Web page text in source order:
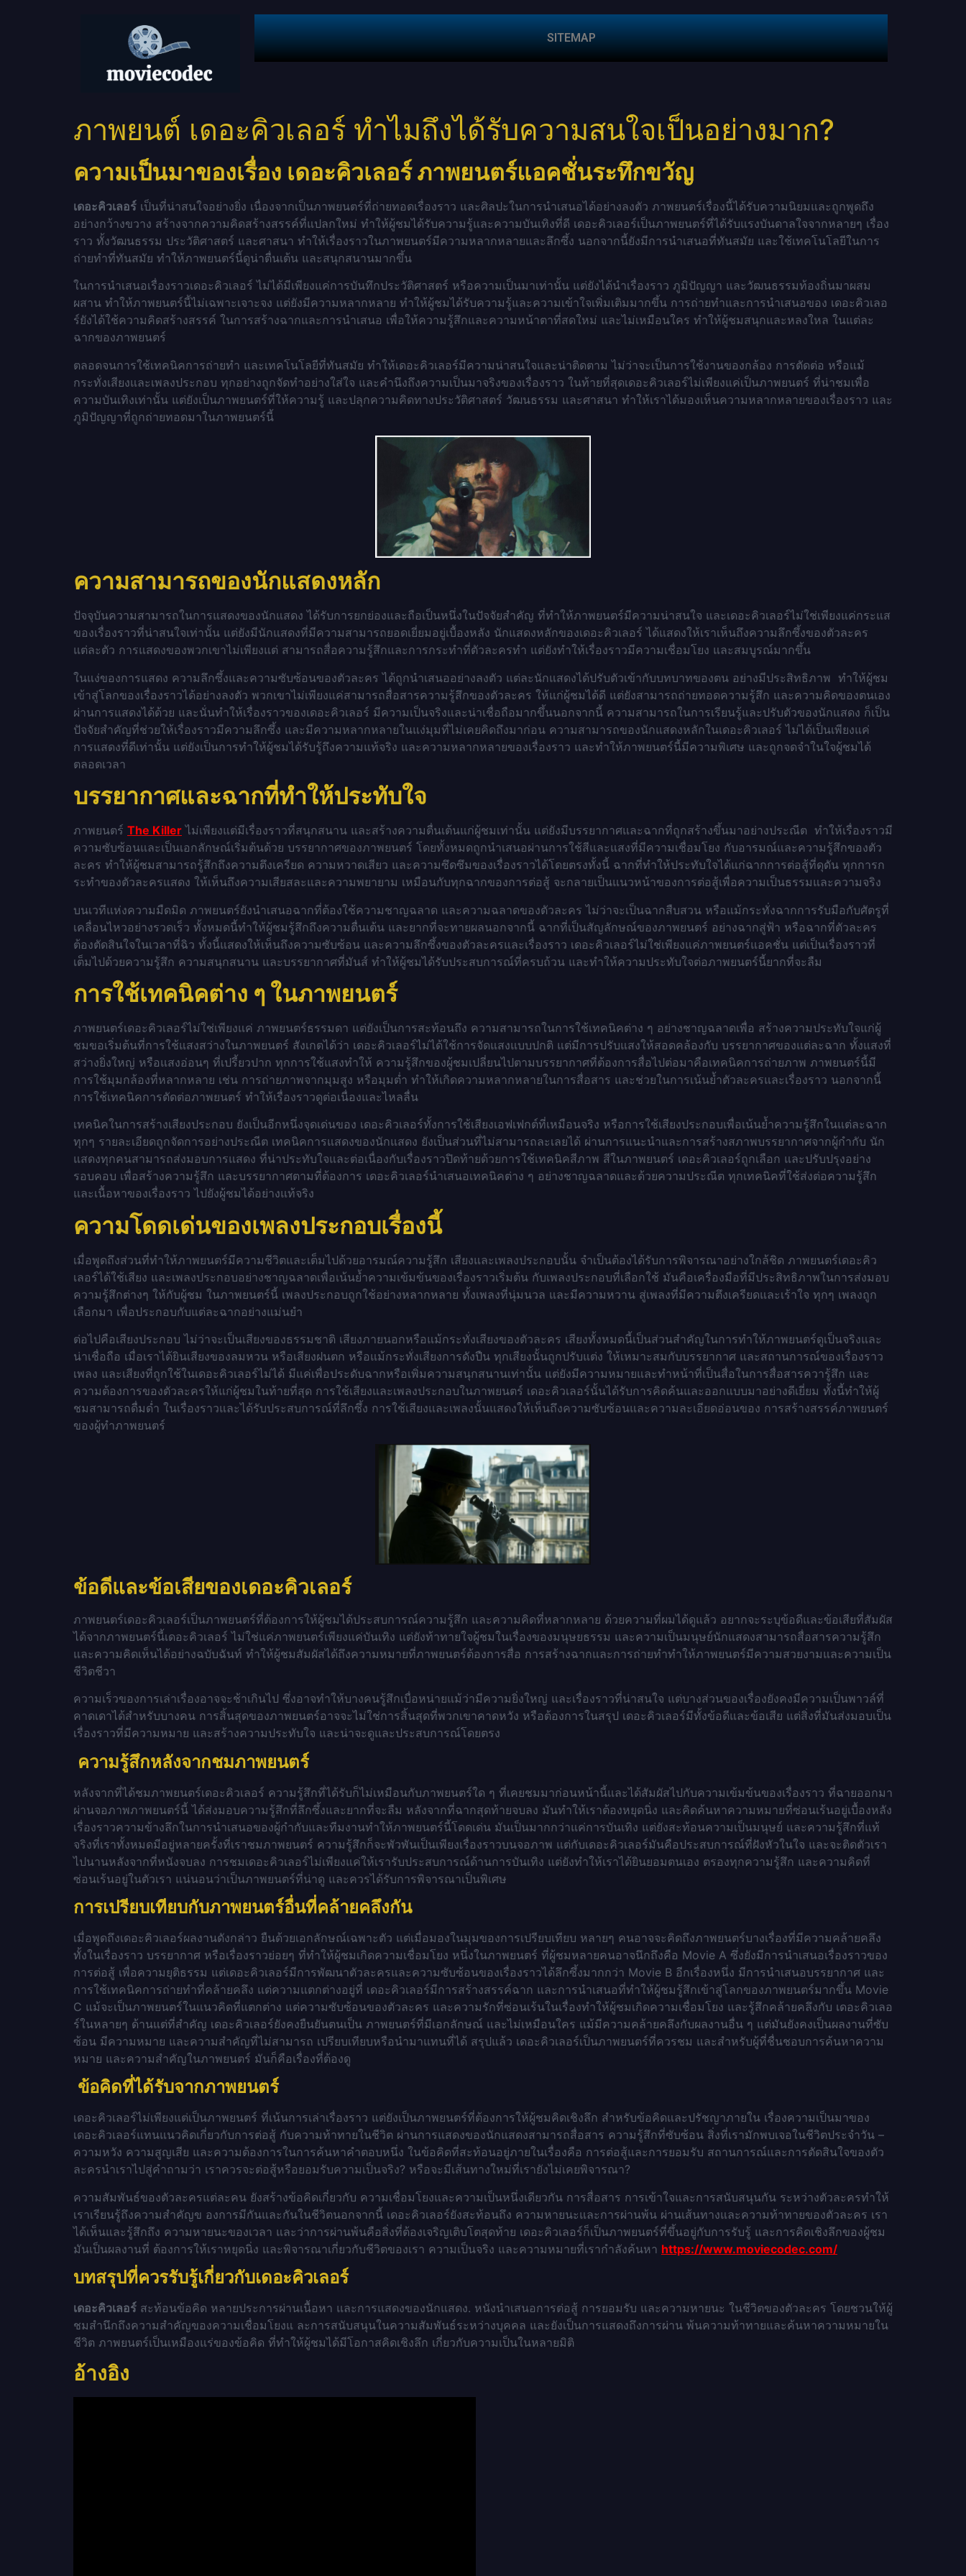
SITEMAP
ภาพยนต์ เดอะคิวเลอร์ ทำไมถึงได้รับความสนใจเป็นอย่างมาก?
ความเป็นมาของเรื่อง เดอะคิวเลอร์ ภาพยนตร์แอคชั่นระทึกขวัญ
เดอะคิวเลอร์ เป็นที่น่าสนใจอย่างยิ่ง เนื่องจากเป็นภาพยนตร์ที่ถ่ายทอดเรื่องราว และศิลปะในการนำเสนอได้อย่างลงตัว ภาพยนตร์เรื่องนี้ได้รับความนิยมและถูกพูดถึง
อย่างกว้างขวาง สร้างจากความคิดสร้างสรรค์ที่แปลกใหม่ ทำให้ผู้ชมได้รับความรู้และความบันเทิงที่ดี เดอะคิวเลอร์เป็นภาพยนตร์ที่ได้รับแรงบันดาลใจจากหลายๆ เรื่อง
ราว ทั้งวัฒนธรรม ประวัติศาสตร์ และศาสนา ทำให้เรื่องราวในภาพยนตร์มีความหลากหลายและลึกซึ้ง นอกจากนี้ยังมีการนำเสนอที่ทันสมัย และใช้เทคโนโลยีในการ
ถ่ายทำที่ทันสมัย ทำให้ภาพยนตร์นี้ดูน่าตื่นเต้น และสนุกสนานมากขึ้น
ในการนำเสนอเรื่องราวเดอะคิวเลอร์ ไม่ได้มีเพียงแค่การบันทึกประวัติศาสตร์ หรือความเป็นมาเท่านั้น แต่ยังได้นำเรื่องราว ภูมิปัญญา และวัฒนธรรมท้องถิ่นมาผสม
ผสาน ทำให้ภาพยนตร์นี้ไม่เฉพาะเจาะจง แต่ยังมีความหลากหลาย ทำให้ผู้ชมได้รับความรู้และความเข้าใจเพิ่มเติมมากขึ้น การถ่ายทำและการนำเสนอของ เดอะคิวเลอ
ร์ยังได้ใช้ความคิดสร้างสรรค์ ในการสร้างฉากและการนำเสนอ เพื่อให้ความรู้สึกและความหน้าตาที่สดใหม่ และไม่เหมือนใคร ทำให้ผู้ชมสนุกและหลงใหล ในแต่ละ
ฉากของภาพยนตร์
ตลอดจนการใช้เทคนิคการถ่ายทำ และเทคโนโลยีที่ทันสมัย ทำให้เดอะคิวเลอร์มีความน่าสนใจและน่าติดตาม ไม่ว่าจะเป็นการใช้งานของกล้อง การตัดต่อ หรือแม้
กระทั่งเสียงและเพลงประกอบ ทุกอย่างถูกจัดทำอย่างใส่ใจ และคำนึงถึงความเป็นมาจริงของเรื่องราว ในท้ายที่สุดเดอะคิวเลอร์ไม่เพียงแค่เป็นภาพยนตร์ ที่น่าชมเพื่อ
ความบันเทิงเท่านั้น แต่ยังเป็นภาพยนตร์ที่ให้ความรู้ และปลุกความคิดทางประวัติศาสตร์ วัฒนธรรม และศาสนา ทำให้เราได้มองเห็นความหลากหลายของเรื่องราว และ
ภูมิปัญญาที่ถูกถ่ายทอดมาในภาพยนตร์นี้
ความสามารถของนักแสดงหลัก
ปัจจุบันความสามารถในการแสดงของนักแสดง ได้รับการยกย่องและถือเป็นหนึ่งในปัจจัยสำคัญ ที่ทำให้ภาพยนตร์มีความน่าสนใจ และเดอะคิวเลอร์ไม่ใช่เพียงแค่กระแส
ของเรื่องราวที่น่าสนใจเท่านั้น แต่ยังมีนักแสดงที่มีความสามารถยอดเยี่ยมอยู่เบื้องหลัง นักแสดงหลักของเดอะคิวเลอร์ ได้แสดงให้เราเห็นถึงความลึกซึ้งของตัวละคร
แต่ละตัว การแสดงของพวกเขาไม่เพียงแต่ สามารถสื่อความรู้สึกและการกระทำที่ตัวละครทำ แต่ยังทำให้เรื่องราวมีความเชื่อมโยง และสมบูรณ์มากขึ้น
ในแง่ของการแสดง ความลึกซึ้งและความซับซ้อนของตัวละคร ได้ถูกนำเสนออย่างลงตัว แต่ละนักแสดงได้ปรับตัวเข้ากับบทบาทของตน อย่างมีประสิทธิภาพ ทำให้ผู้ชม
เข้าสู่โลกของเรื่องราวได้อย่างลงตัว พวกเขาไม่เพียงแค่สามารถสื่อสารความรู้สึกของตัวละคร ให้แก่ผู้ชมได้ดี แต่ยังสามารถถ่ายทอดความรู้สึก และความคิดของตนเอง
ผ่านการแสดงได้ด้วย และนั่นทำให้เรื่องราวของเดอะคิวเลอร์ มีความเป็นจริงและน่าเชื่อถือมากขึ้นนอกจากนี้ ความสามารถในการเรียนรู้และปรับตัวของนักแสดง ก็เป็น
ปัจจัยสำคัญที่ช่วยให้เรื่องราวมีความลึกซึ้ง และมีความหลากหลายในแง่มุมที่ไม่เคยคิดถึงมาก่อน ความสามารถของนักแสดงหลักในเดอะคิวเลอร์ ไม่ได้เป็นเพียงแค่
การแสดงที่ดีเท่านั้น แต่ยังเป็นการทำให้ผู้ชมได้รับรู้ถึงความแท้จริง และความหลากหลายของเรื่องราว และทำให้ภาพยนตร์นี้มีความพิเศษ และถูกจดจำในใจผู้ชมได้
ตลอดเวลา
บรรยากาศและฉากที่ทำให้ประทับใจ
ภาพยนตร์ The Killer ไม่เพียงแต่มีเรื่องราวที่สนุกสนาน และสร้างความตื่นเต้นแก่ผู้ชมเท่านั้น แต่ยังมีบรรยากาศและฉากที่ถูกสร้างขึ้นมาอย่างประณีต ทำให้เรื่องราวมี
ความซับซ้อนและเป็นเอกลักษณ์เริ่มต้นด้วย บรรยากาศของภาพยนตร์ โดยทั้งหมดถูกนำเสนอผ่านการใช้สีและแสงที่มีความเชื่อมโยง กับอารมณ์และความรู้สึกของตัว
ละคร ทำให้ผู้ชมสามารถรู้สึกถึงความตึงเครียด ความหวาดเสียว และความซึดซึมของเรื่องราวได้โดยตรงทั้งนี้ ฉากที่ทำให้ประทับใจได้แก่ฉากการต่อสู้ที่ดุดัน ทุกการก
ระทำของตัวละครแสดง ให้เห็นถึงความเสียสละและความพยายาม เหมือนกับทุกฉากของการต่อสู้ จะกลายเป็นแนวหน้าของการต่อสู้เพื่อความเป็นธรรมและความจริง
บนเวทีแห่งความมืดมิด ภาพยนตร์ยังนำเสนอฉากที่ต้องใช้ความชาญฉลาด และความฉลาดของตัวละคร ไม่ว่าจะเป็นฉากสืบสวน หรือแม้กระทั่งฉากการรับมือกับศัตรูที่
เคลื่อนไหวอย่างรวดเร็ว ทั้งหมดนี้ทำให้ผู้ชมรู้สึกถึงความตื่นเต้น และยากที่จะทายผลนอกจากนี้ ฉากที่เป็นสัญลักษณ์ของภาพยนตร์ อย่างฉากสู่ฟ้า หรือฉากที่ตัวละคร
ต้องตัดสินใจในเวลาที่ฉิว ทั้งนี้แสดงให้เห็นถึงความซับซ้อน และความลึกซึ้งของตัวละครและเรื่องราว เดอะคิวเลอร์ไม่ใช่เพียงแค่ภาพยนตร์แอคชั่น แต่เป็นเรื่องราวที่
เต็มไปด้วยความรู้สึก ความสนุกสนาน และบรรยากาศที่มันส์ ทำให้ผู้ชมได้รับประสบการณ์ที่ครบถ้วน และทำให้ความประทับใจต่อภาพยนตร์นี้ยากที่จะลืม
การใช้เทคนิคต่าง ๆ ในภาพยนตร์
ภาพยนตร์เดอะคิวเลอร์ไม่ใช่เพียงแค่ ภาพยนตร์ธรรมดา แต่ยังเป็นการสะท้อนถึง ความสามารถในการใช้เทคนิคต่าง ๆ อย่างชาญฉลาดเพื่อ สร้างความประทับใจแก่ผู้
ชมขอเริ่มต้นที่การใช้แสงสว่างในภาพยนตร์ สังเกตได้ว่า เดอะคิวเลอร์ไม่ได้ใช้การจัดแสงแบบปกติ แต่มีการปรับแสงให้สอดคล้องกับ บรรยากาศของแต่ละฉาก ทั้งแสงที่
สว่างยิ่งใหญ่ หรือแสงอ่อนๆ ที่เปรี้ยวปาก ทุกการใช้แสงทำให้ ความรู้สึกของผู้ชมเปลี่ยนไปตามบรรยากาศที่ต้องการสื่อไปต่อมาคือเทคนิคการถ่ายภาพ ภาพยนตร์นี้มี
การใช้มุมกล้องที่หลากหลาย เช่น การถ่ายภาพจากมุมสูง หรือมุมต่ำ ทำให้เกิดความหลากหลายในการสื่อสาร และช่วยในการเน้นย้ำตัวละครและเรื่องราว นอกจากนี้
การใช้เทคนิคการตัดต่อภาพยนตร์ ทำให้เรื่องราวดูต่อเนื่องและไหลลื่น
เทคนิคในการสร้างเสียงประกอบ ยังเป็นอีกหนึ่งจุดเด่นของ เดอะคิวเลอร์ทั้งการใช้เสียงเอฟเฟกต์ที่เหมือนจริง หรือการใช้เสียงประกอบเพื่อเน้นย้ำความรู้สึกในแต่ละฉาก
ทุกๆ รายละเอียดถูกจัดการอย่างประณีต เทคนิคการแสดงของนักแสดง ยังเป็นส่วนที่ไม่สามารถละเลยได้ ผ่านการแนะนำและการสร้างสภาพบรรยากาศจากผู้กำกับ นัก
แสดงทุกคนสามารถส่งมอบการแสดง ที่น่าประทับใจและต่อเนื่องกับเรื่องราวปิดท้ายด้วยการใช้เทคนิคสีภาพ สีในภาพยนตร์ เดอะคิวเลอร์ถูกเลือก และปรับปรุงอย่าง
รอบคอบ เพื่อสร้างความรู้สึก และบรรยากาศตามที่ต้องการ เดอะคิวเลอร์นำเสนอเทคนิคต่าง ๆ อย่างชาญฉลาดและด้วยความประณีต ทุกเทคนิคที่ใช้ส่งต่อความรู้สึก
และเนื้อหาของเรื่องราว ไปยังผู้ชมได้อย่างแท้จริง
ความโดดเด่นของเพลงประกอบเรื่องนี้
เมื่อพูดถึงส่วนที่ทำให้ภาพยนตร์มีความชีวิตและเต็มไปด้วยอารมณ์ความรู้สึก เสียงและเพลงประกอบนั้น จำเป็นต้องได้รับการพิจารณาอย่างใกล้ชิด ภาพยนตร์เดอะคิว
เลอร์ได้ใช้เสียง และเพลงประกอบอย่างชาญฉลาดเพื่อเน้นย้ำความเข้มข้นของเรื่องราวเริ่มต้น กับเพลงประกอบที่เลือกใช้ มันคือเครื่องมือที่มีประสิทธิภาพในการส่งมอบ
ความรู้สึกต่างๆ ให้กับผู้ชม ในภาพยนตร์นี้ เพลงประกอบถูกใช้อย่างหลากหลาย ทั้งเพลงที่นุ่มนวล และมีความหวาน สู่เพลงที่มีความตึงเครียดและเร้าใจ ทุกๆ เพลงถูก
เลือกมา เพื่อประกอบกับแต่ละฉากอย่างแม่นยำ
ต่อไปคือเสียงประกอบ ไม่ว่าจะเป็นเสียงของธรรมชาติ เสียงภายนอกหรือแม้กระทั่งเสียงของตัวละคร เสียงทั้งหมดนี้เป็นส่วนสำคัญในการทำให้ภาพยนตร์ดูเป็นจริงและ
น่าเชื่อถือ เมื่อเราได้ยินเสียงของลมหวน หรือเสียงฝนตก หรือแม้กระทั่งเสียงการดังปืน ทุกเสียงนั้นถูกปรับแต่ง ให้เหมาะสมกับบรรยากาศ และสถานการณ์ของเรื่องราว
เพลง และเสียงที่ถูกใช้ในเดอะคิวเลอร์ไม่ได้ มีแค่เพื่อประดับฉากหรือเพิ่มความสนุกสนานเท่านั้น แต่ยังมีความหมายและทำหน้าที่เป็นสื่อในการสื่อสารควารู้สึก และ
ความต้องการของตัวละครให้แก่ผู้ชมในท้ายที่สุด การใช้เสียงและเพลงประกอบในภาพยนตร์ เดอะคิวเลอร์นั้นได้รับการคิดค้นและออกแบบมาอย่างดีเยี่ยม ทั้งนี้ทำให้ผู้
ชมสามารถดื่มด่ำ ในเรื่องราวและได้รับประสบการณ์ที่ลึกซึ้ง การใช้เสียงและเพลงนั้นแสดงให้เห็นถึงความซับซ้อนและความละเอียดอ่อนของ การสร้างสรรค์ภาพยนตร์
ของผู้ทำภาพยนตร์
ข้อดีและข้อเสียของเดอะคิวเลอร์
ภาพยนตร์เดอะคิวเลอร์เป็นภาพยนตร์ที่ต้องการให้ผู้ชมได้ประสบการณ์ความรู้สึก และความคิดที่หลากหลาย ด้วยความที่ผมได้ดูแล้ว อยากจะระบุข้อดีและข้อเสียที่สัมผัส
ได้จากภาพยนตร์นี้เดอะคิวเลอร์ ไม่ใช่แค่ภาพยนตร์เพียงแค่บันเทิง แต่ยังท้าทายใจผู้ชมในเรื่องของมนุษยธรรม และความเป็นมนุษย์นักแสดงสามารถสื่อสารความรู้สึก
และความคิดเห็นได้อย่างฉบับฉันท์ ทำให้ผู้ชมสัมผัสได้ถึงความหมายที่ภาพยนตร์ต้องการสื่อ การสร้างฉากและการถ่ายทำทำให้ภาพยนตร์มีความสวยงามและความเป็น
ชีวิตชีวา
ความเร็วของการเล่าเรื่องอาจจะช้าเกินไป ซึ่งอาจทำให้บางคนรู้สึกเบื่อหน่ายแม้ว่ามีความยิ่งใหญ่ และเรื่องราวที่น่าสนใจ แต่บางส่วนของเรื่องยังคงมีความเป็นพาวล์ที่
คาดเดาได้สำหรับบางคน การสิ้นสุดของภาพยนตร์อาจจะไม่ใช่การสิ้นสุดที่พวกเขาคาดหวัง หรือต้องการในสรุป เดอะคิวเลอร์มีทั้งข้อดีและข้อเสีย แต่สิ่งที่มันส่งมอบเป็น
เรื่องราวที่มีความหมาย และสร้างความประทับใจ และน่าจะดูและประสบการณ์โดยตรง
ความรู้สึกหลังจากชมภาพยนตร์
หลังจากที่ได้ชมภาพยนตร์เดอะคิวเลอร์ ความรู้สึกที่ได้รับก็ไม่เหมือนกับภาพยนตร์ใด ๆ ที่เคยชมมาก่อนหน้านี้และได้สัมผัสไปกับความเข้มข้นของเรื่องราว ที่ฉายออกมา
ผ่านจอภาพภาพยนตร์นี้ ได้ส่งมอบความรู้สึกที่ลึกซึ้งและยากที่จะลืม หลังจากที่ฉากสุดท้ายจบลง มันทำให้เราต้องหยุดนิ่ง และคิดค้นหาความหมายที่ซ่อนเร้นอยู่เบื้องหลัง
เรื่องราวความข้างลึกในการนำเสนอของผู้กำกับและทีมงานทำให้ภาพยนตร์นี้โดดเด่น มันเป็นมากกว่าแค่การบันเทิง แต่ยังสะท้อนความเป็นมนุษย์ และความรู้สึกที่แท้
จริงที่เราทั้งหมดมีอยู่หลายครั้งที่เราชมภาพยนตร์ ความรู้สึกก็จะพัวพันเป็นเพียงเรื่องราวบนจอภาพ แต่กับเดอะคิวเลอร์มันคือประสบการณ์ที่ฝังหัวในใจ และจะติดตัวเรา
ไปนานหลังจากที่หนังจบลง การชมเดอะคิวเลอร์ไม่เพียงแค่ให้เรารับประสบการณ์ด้านการบันเทิง แต่ยังทำให้เราได้ยินยอมตนเอง ตรองทุกความรู้สึก และความคิดที่
ซ่อนเร้นอยู่ในตัวเรา แน่นอนว่าเป็นภาพยนตร์ที่น่าดู และควรได้รับการพิจารณาเป็นพิเศษ
การเปรียบเทียบกับภาพยนตร์อื่นที่คล้ายคลึงกัน
เมื่อพูดถึงเดอะคิวเลอร์ผลงานดังกล่าว ยืนด้วยเอกลักษณ์เฉพาะตัว แต่เมื่อมองในมุมของการเปรียบเทียบ หลายๆ คนอาจจะคิดถึงภาพยนตร์บางเรื่องที่มีความคล้ายคลึง
ทั้งในเรื่องราว บรรยากาศ หรือเรื่องราวย่อยๆ ที่ทำให้ผู้ชมเกิดความเชื่อมโยง หนึ่งในภาพยนตร์ ที่ผู้ชมหลายคนอาจนึกถึงคือ Movie A ซึ่งยังมีการนำเสนอเรื่องราวของ
การต่อสู้ เพื่อความยุติธรรม แต่เดอะคิวเลอร์มีการพัฒนาตัวละครและความซับซ้อนของเรื่องราวได้ลึกซึ้งมากกว่า Movie B อีกเรื่องหนึ่ง มีการนำเสนอบรรยากาศ และ
การใช้เทคนิคการถ่ายทำที่คล้ายคลึง แต่ความแตกต่างอยู่ที่ เดอะคิวเลอร์มีการสร้างสรรค์ฉาก และการนำเสนอที่ทำให้ผู้ชมรู้สึกเข้าสู่โลกของภาพยนตร์มากขึ้น Movie
C แม้จะเป็นภาพยนตร์ในแนวคิดที่แตกต่าง แต่ความซับซ้อนของตัวละคร และความรักที่ซ่อนเร้นในเรื่องทำให้ผู้ชมเกิดความเชื่อมโยง และรู้สึกคล้ายคลึงกับ เดอะคิวเลอ
ร์ในหลายๆ ด้านแต่ที่สำคัญ เดอะคิวเลอร์ยังคงยืนยันตนเป็น ภาพยนตร์ที่มีเอกลักษณ์ และไม่เหมือนใคร แม้มีความคล้ายคลึงกับผลงานอื่น ๆ แต่มันยังคงเป็นผลงานที่ซับ
ซ้อน มีความหมาย และความสำคัญที่ไม่สามารถ เปรียบเทียบหรือนำมาแทนที่ได้ สรุปแล้ว เดอะคิวเลอร์เป็นภาพยนตร์ที่ควรชม และสำหรับผู้ที่ชื่นชอบการค้นหาความ
หมาย และความสำคัญในภาพยนตร์ มันก็คือเรื่องที่ต้องดู
ข้อคิดที่ได้รับจากภาพยนตร์
เดอะคิวเลอร์ไม่เพียงแต่เป็นภาพยนตร์ ที่เน้นการเล่าเรื่องราว แต่ยังเป็นภาพยนตร์ที่ต้องการให้ผู้ชมคิดเชิงลึก สำหรับข้อคิดและปรัชญาภายใน เรื่องความเป็นมาของ
เดอะคิวเลอร์แทนแนวคิดเกี่ยวกับการต่อสู้ กับความท้าทายในชีวิต ผ่านการแสดงของนักแสดงสามารถสื่อสาร ความรู้สึกที่ซับซ้อน สิ่งที่เรามักพบเจอในชีวิตประจำวัน –
ความหวัง ความสูญเสีย และความต้องการในการค้นหาคำตอบหนึ่ง ในข้อคิดที่สะท้อนอยู่ภายในเรื่องคือ การต่อสู้และการยอมรับ สถานการณ์และการตัดสินใจของตัว
ละครนำเราไปสู่คำถามว่า เราควรจะต่อสู้หรือยอมรับความเป็นจริง? หรือจะมีเส้นทางใหม่ที่เรายังไม่เคยพิจารณา?
ความสัมพันธ์ของตัวละครแต่ละคน ยังสร้างข้อคิดเกี่ยวกับ ความเชื่อมโยงและความเป็นหนึ่งเดียวกัน การสื่อสาร การเข้าใจและการสนับสนุนกัน ระหว่างตัวละครทำให้
เราเรียนรู้ถึงความสำคัญข องการมีกันและกันในชีวิตนอกจากนี้ เดอะคิวเลอร์ยังสะท้อนถึง ความหายนะและการผ่านพ้น ผ่านเส้นทางและความท้าทายของตัวละคร เรา
ได้เห็นและรู้สึกถึง ความหายนะของเวลา และว่าการผ่านพ้นคือสิ่งที่ต้องเจริญเติบโตสุดท้าย เดอะคิวเลอร์ก็เป็นภาพยนตร์ที่ขึ้นอยู่กับการรับรู้ และการคิดเชิงลึกของผู้ชม
มันเป็นผลงานที่ ต้องการให้เราหยุดนิ่ง และพิจารณาเกี่ยวกับชีวิตของเรา ความเป็นจริง และความหมายที่เรากำลังค้นหา https://www.moviecodec.com/
บทสรุปที่ควรรับรู้เกี่ยวกับเดอะคิวเลอร์
เดอะคิวเลอร์ สะท้อนข้อคิด หลายประการผ่านเนื้อหา และการแสดงของนักแสดง. หนังนำเสนอการต่อสู้ การยอมรับ และความหายนะ ในชีวิตของตัวละคร โดยชวนให้ผู้
ชมสำนึกถึงความสำคัญของความเชื่อมโยงแ ละการสนับสนุนในความสัมพันธ์ระหว่างบุคคล และยังเป็นการแสดงถึงการผ่าน พ้นความท้าทายและค้นหาความหมายใน
ชีวิต ภาพยนตร์เป็นเหมืองแร่ของข้อคิด ที่ทำให้ผู้ชมได้มีโอกาสคิดเชิงลึก เกี่ยวกับความเป็นในหลายมิติ
อ้างอิง